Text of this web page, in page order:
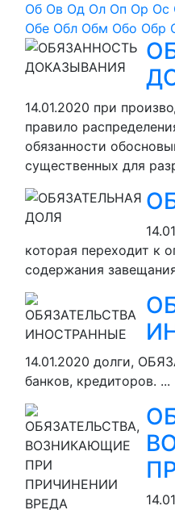
Об Ов Од Ол Оп Ор Ос
Обе Обл Обм Обо Обр
14.01.2020 при
правило
обязанности
существенных для
которая переходит к
содержания
14.01.2020 долги,
банков, кредиторов. ...